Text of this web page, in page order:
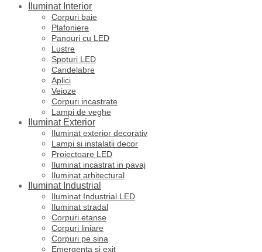
Iluminat Interior
Corpuri baie
Plafoniere
Panouri cu LED
Lustre
Spoturi LED
Candelabre
Aplici
Veioze
Corpuri incastrate
Lampi de veghe
Iluminat Exterior
Iluminat exterior decorativ
Lampi si instalatii decor
Proiectoare LED
Iluminat incastrat in pavaj
Iluminat arhitectural
Iluminat Industrial
Iluminat Industrial LED
Iluminat stradal
Corpuri etanse
Corpuri liniare
Corpuri pe sina
Emergenta si exit